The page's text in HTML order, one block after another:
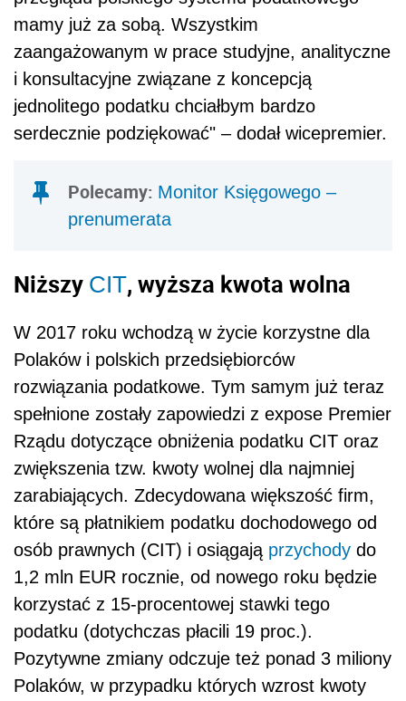
mamy już za sobą. Wszystkim
zaangażowanym w prace studyjne, analityczne
i konsultacyjne związane z koncepcją
jednolitego podatku chciałbym bardzo
serdecznie podziękować" – dodał wicepremier.
Polecamy: Monitor Księgowego –
prenumerata
Niższy CIT, wyższa kwota wolna
W 2017 roku wchodzą w życie korzystne dla
Polaków i polskich przedsiębiorców
rozwiązania podatkowe. Tym samym już teraz
spełnione zostały zapowiedzi z expose Premier
Rządu dotyczące obniżenia podatku CIT oraz
zwiększenia tzw. kwoty wolnej dla najmniej
zarabiających. Zdecydowana większość firm,
które są płatnikiem podatku dochodowego od
osób prawnych (CIT) i osiągają przychody do
1,2 mln EUR rocznie, od nowego roku będzie
korzystać z 15-procentowej stawki tego
podatku (dotychczas płacili 19 proc.).
Pozytywne zmiany odczuje też ponad 3 miliony
Polaków, w przypadku których wzrost kwoty